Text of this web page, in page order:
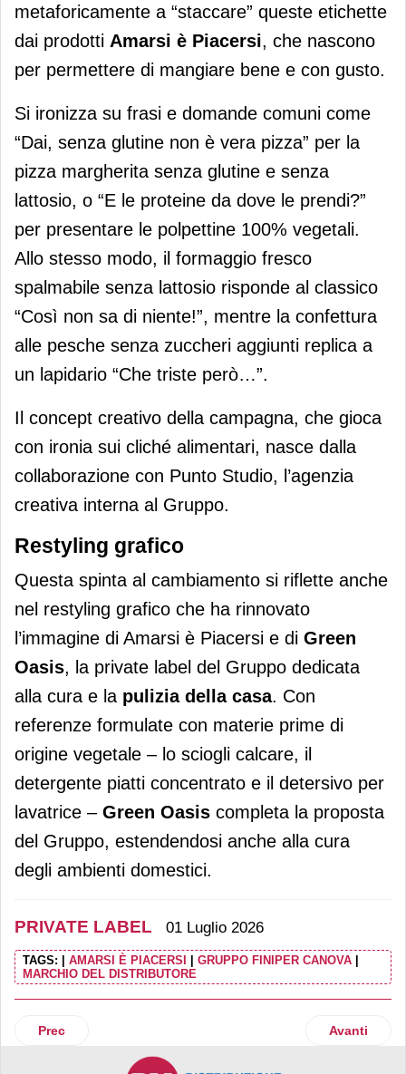
metaforicamente a “staccare” queste etichette
dai prodotti Amarsi è Piacersi, che nascono
per permettere di mangiare bene e con gusto.
Si ironizza su frasi e domande comuni come
“Dai, senza glutine non è vera pizza” per la
pizza margherita senza glutine e senza
lattosio, o “E le proteine da dove le prendi?”
per presentare le polpettine 100% vegetali.
Allo stesso modo, il formaggio fresco
spalmabile senza lattosio risponde al classico
“Così non sa di niente!”, mentre la confettura
alle pesche senza zuccheri aggiunti replica a
un lapidario “Che triste però…”.
Il concept creativo della campagna, che gioca
con ironia sui cliché alimentari, nasce dalla
collaborazione con Punto Studio, l’agenzia
creativa interna al Gruppo.
Restyling grafico
Questa spinta al cambiamento si riflette anche
nel restyling grafico che ha rinnovato
l’immagine di Amarsi è Piacersi e di Green
Oasis, la private label del Gruppo dedicata
alla cura e la pulizia della casa. Con
referenze formulate con materie prime di
origine vegetale – lo sciogli calcare, il
detergente piatti concentrato e il detersivo per
lavatrice – Green Oasis completa la proposta
del Gruppo, estendendosi anche alla cura
degli ambienti domestici.
PRIVATE LABEL 01 Luglio 2026
TAGS: AMARSI È PIACERSI GRUPPO FINIPER CANOVA
MARCHIO DEL DISTRIBUTORE
Articolo precedente: Conad rinnova la linea private label
Prec Articolo
Avanti